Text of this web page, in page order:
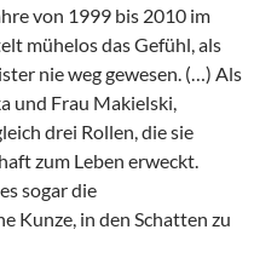
von 1999 bis 2010 im
mühelos das Gefühl, als
nie weg gewesen. (…) Als
und Frau Makielski,
drei Rollen, die sie
zum Leben erweckt.
sogar die
Kunze, in den Schatten zu